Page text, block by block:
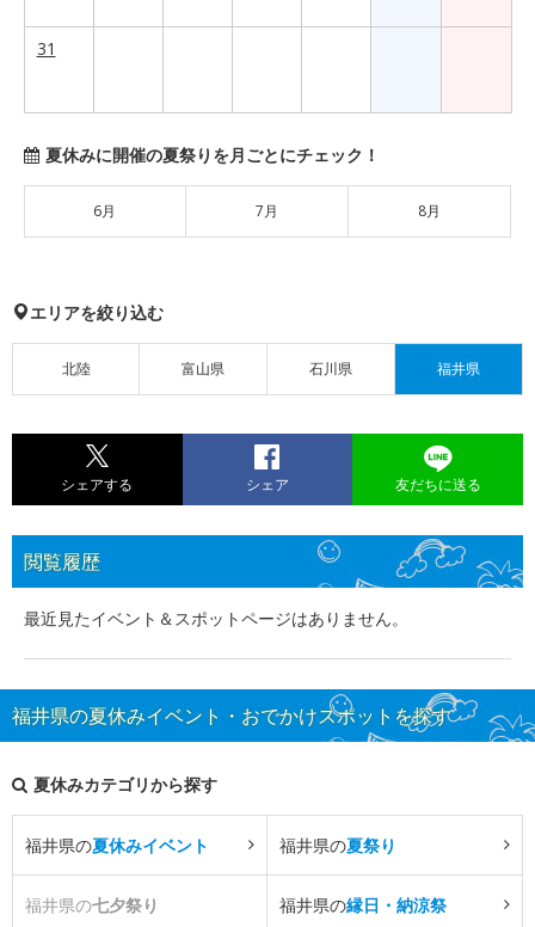
31
夏休みに開催の夏祭りを月ごとにチェック！
6月 7月 8月
エリアを絞り込む
北陸 富山県 石川県 福井県
シェアする シェア 友だちに送る
閲覧履歴
最近見たイベント＆スポットページはありません。
福井県の夏休みイベント・おでかけスポットを探す
夏休みカテゴリから探す
福井県の夏休みイベント 福井県の夏祭り
福井県の七夕祭り 福井県の縁日・納涼祭